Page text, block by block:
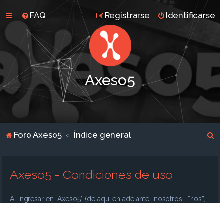
FAQ Identificarse
Registrarse
Axeso5
Foro Axeso5 Índice general
Axeso5 - Condiciones de uso
Al ingresar en “Axeso5” (de aquí en adelante “nosotros”, “nos”,